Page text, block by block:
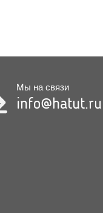
Мы на связи
info@hatut.ru